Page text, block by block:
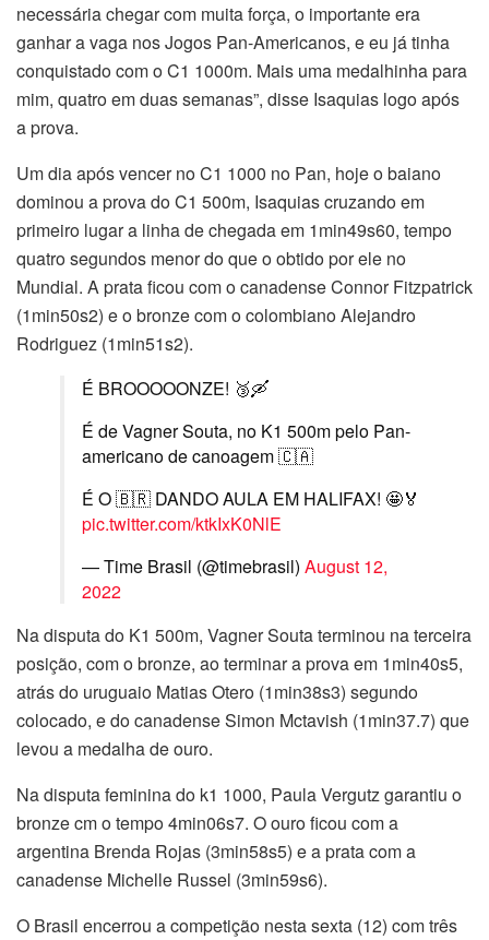
necessária chegar com muita força, o importante era
ganhar a vaga nos Jogos Pan-Americanos, e eu já tinha
conquistado com o C1 1000m. Mais uma medalhinha para
mim, quatro em duas semanas”, disse Isaquias logo após
a prova.
Um dia após vencer no C1 1000 no Pan, hoje o baiano
dominou a prova do C1 500m, Isaquias cruzando em
primeiro lugar a linha de chegada em 1min49s60, tempo
quatro segundos menor do que o obtido por ele no
Mundial. A prata ficou com o canadense Connor Fitzpatrick
(1min50s2) e o bronze com o colombiano Alejandro
Rodriguez (1min51s2).
É BROOOOONZE! 🥉🛶
É de Vagner Souta, no K1 500m pelo Pan-
americano de canoagem 🇨🇦
É O 🇧🇷 DANDO AULA EM HALIFAX! 🤩🏅
pic.twitter.com/ktkIxK0NlE
— Time Brasil (@timebrasil) August 12,
2022
Na disputa do K1 500m, Vagner Souta terminou na terceira
posição, com o bronze, ao terminar a prova em 1min40s5,
atrás do uruguaio Matias Otero (1min38s3) segundo
colocado, e do canadense Simon Mctavish (1min37.7) que
levou a medalha de ouro.
Na disputa feminina do k1 1000, Paula Vergutz garantiu o
bronze cm o tempo 4min06s7. O ouro ficou com a
argentina Brenda Rojas (3min58s5) e a prata com a
canadense Michelle Russel (3min59s6).
O Brasil encerrou a competição nesta sexta (12) com três